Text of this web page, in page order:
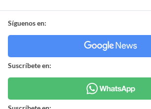
Síguenos en:
Suscríbete en: